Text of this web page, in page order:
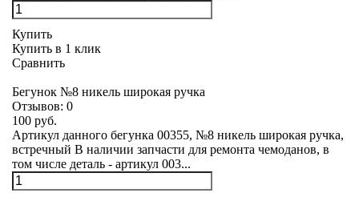
Купить
Купить в 1 клик
Сравнить
Бегунок №8 никель широкая ручка
Отзывов: 0
100 руб.
Артикул данного бегунка 00355, №8 никель широкая ручка,
встречный В наличии запчасти для ремонта чемоданов, в
том числе деталь - артикул 003...